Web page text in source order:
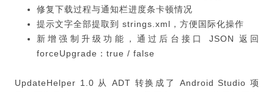
修复下载过程与通知栏进度条卡顿情况
提示文字全部提取到 strings.xml，方便国际化操作
新增强制升级功能，通过后台接口 JSON 返回
forceUpgrade：true / false
UpdateHelper 1.0 从 ADT 转换成了 Android Studio 项